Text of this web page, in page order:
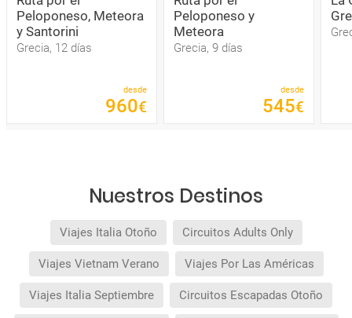
Peloponeso, Meteora
y Santorini
Grecia, 12 días
desde
960€
Peloponeso y
Meteora
Grecia, 9 días
desde
545€
Nuestros Destinos
Viajes Italia Otoño Circuitos Adults Only
Viajes Vietnam Verano Viajes Por Las Américas
Viajes Italia Septiembre Circuitos Escapadas Otoño